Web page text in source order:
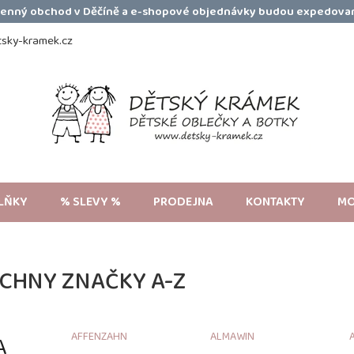
obchod v Děčíně a e-shopové objednávky budou
kramek.cz
% SLEVY % PRODEJNA KONTAKTY
ZNAČKY A-Z
AFFENZAHN ALMAWIN